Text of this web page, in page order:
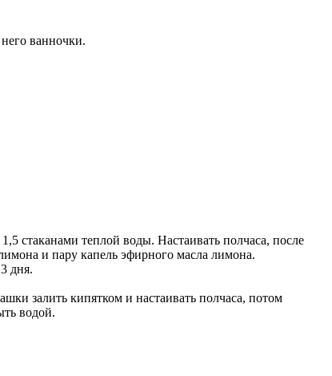
ванночки.
стаканами теплой воды. Настаивать полчаса, после
и пару капель эфирного масла лимона.
дня.
залить кипятком и настаивать полчаса, потом
водой.